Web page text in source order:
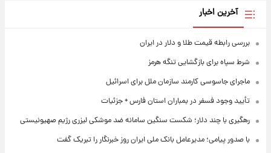
آخرین اخبار
بررسی رابطه قیمت طلا و دلار در ایران
شرط سپاه برای بازگشایی تنگه هرمز
ماجرای جاسوسی کارمند سازمان ملل برای اسرائیل
تأیید وجود فسفر در بمباران استان فارس + جزئیات
رهگیری با چند دلار؛ شکست سنگین سامانه ضد موشکی لیزری رژیم صهیونیستی
با صدور پیامی؛ مدیرعامل بانک ملی ایران روز خبرنگار را تبریک گفت